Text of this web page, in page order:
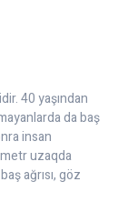
40 yaşından
da baş
insan
uzaqda
ağrısı, göz